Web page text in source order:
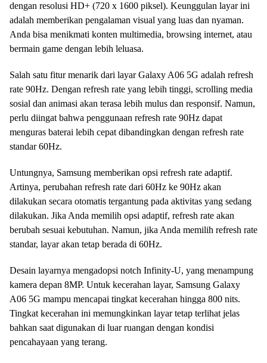
dengan resolusi HD+ (720 x 1600 piksel). Keunggulan layar ini
adalah memberikan pengalaman visual yang luas dan nyaman.
Anda bisa menikmati konten multimedia, browsing internet, atau
bermain game dengan lebih leluasa.
Salah satu fitur menarik dari layar Galaxy A06 5G adalah refresh
rate 90Hz. Dengan refresh rate yang lebih tinggi, scrolling media
sosial dan animasi akan terasa lebih mulus dan responsif. Namun,
perlu diingat bahwa penggunaan refresh rate 90Hz dapat
menguras baterai lebih cepat dibandingkan dengan refresh rate
standar 60Hz.
Untungnya, Samsung memberikan opsi refresh rate adaptif.
Artinya, perubahan refresh rate dari 60Hz ke 90Hz akan
dilakukan secara otomatis tergantung pada aktivitas yang sedang
dilakukan. Jika Anda memilih opsi adaptif, refresh rate akan
berubah sesuai kebutuhan. Namun, jika Anda memilih refresh rate
standar, layar akan tetap berada di 60Hz.
Desain layarnya mengadopsi notch Infinity-U, yang menampung
kamera depan 8MP. Untuk kecerahan layar, Samsung Galaxy
A06 5G mampu mencapai tingkat kecerahan hingga 800 nits.
Tingkat kecerahan ini memungkinkan layar tetap terlihat jelas
bahkan saat digunakan di luar ruangan dengan kondisi
pencahayaan yang terang.